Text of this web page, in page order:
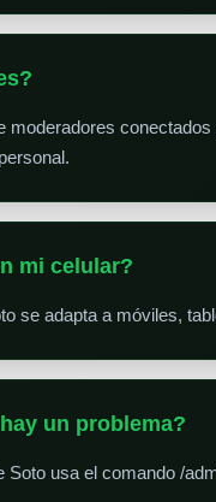
moderadores
mi celular?
se adapta a móviles,
un problema?
Soto usa el comando /